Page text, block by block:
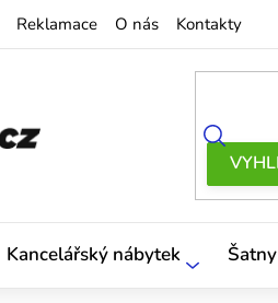
Reklamace O nás Kontakty
Kancelářský nábytek Šatny